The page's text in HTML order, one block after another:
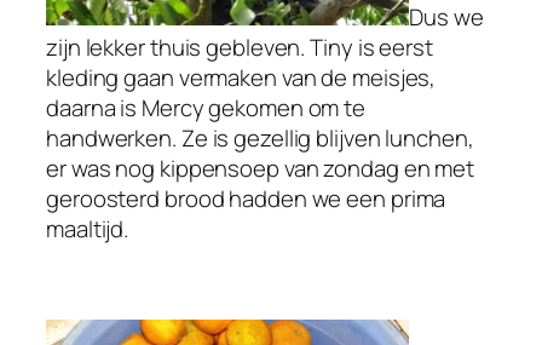
Dus we
zijn lekker thuis gebleven. Tiny is eerst
kleding gaan vermaken van de meisjes,
daarna is Mercy gekomen om te
handwerken. Ze is gezellig blijven lunchen,
er was nog kippensoep van zondag en met
geroosterd brood hadden we een prima
maaltijd.